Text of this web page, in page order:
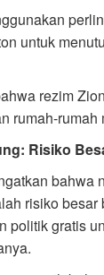
untuk
rezim
rumah-rumah
Risiko
bahwa
risiko besar
politik gratis